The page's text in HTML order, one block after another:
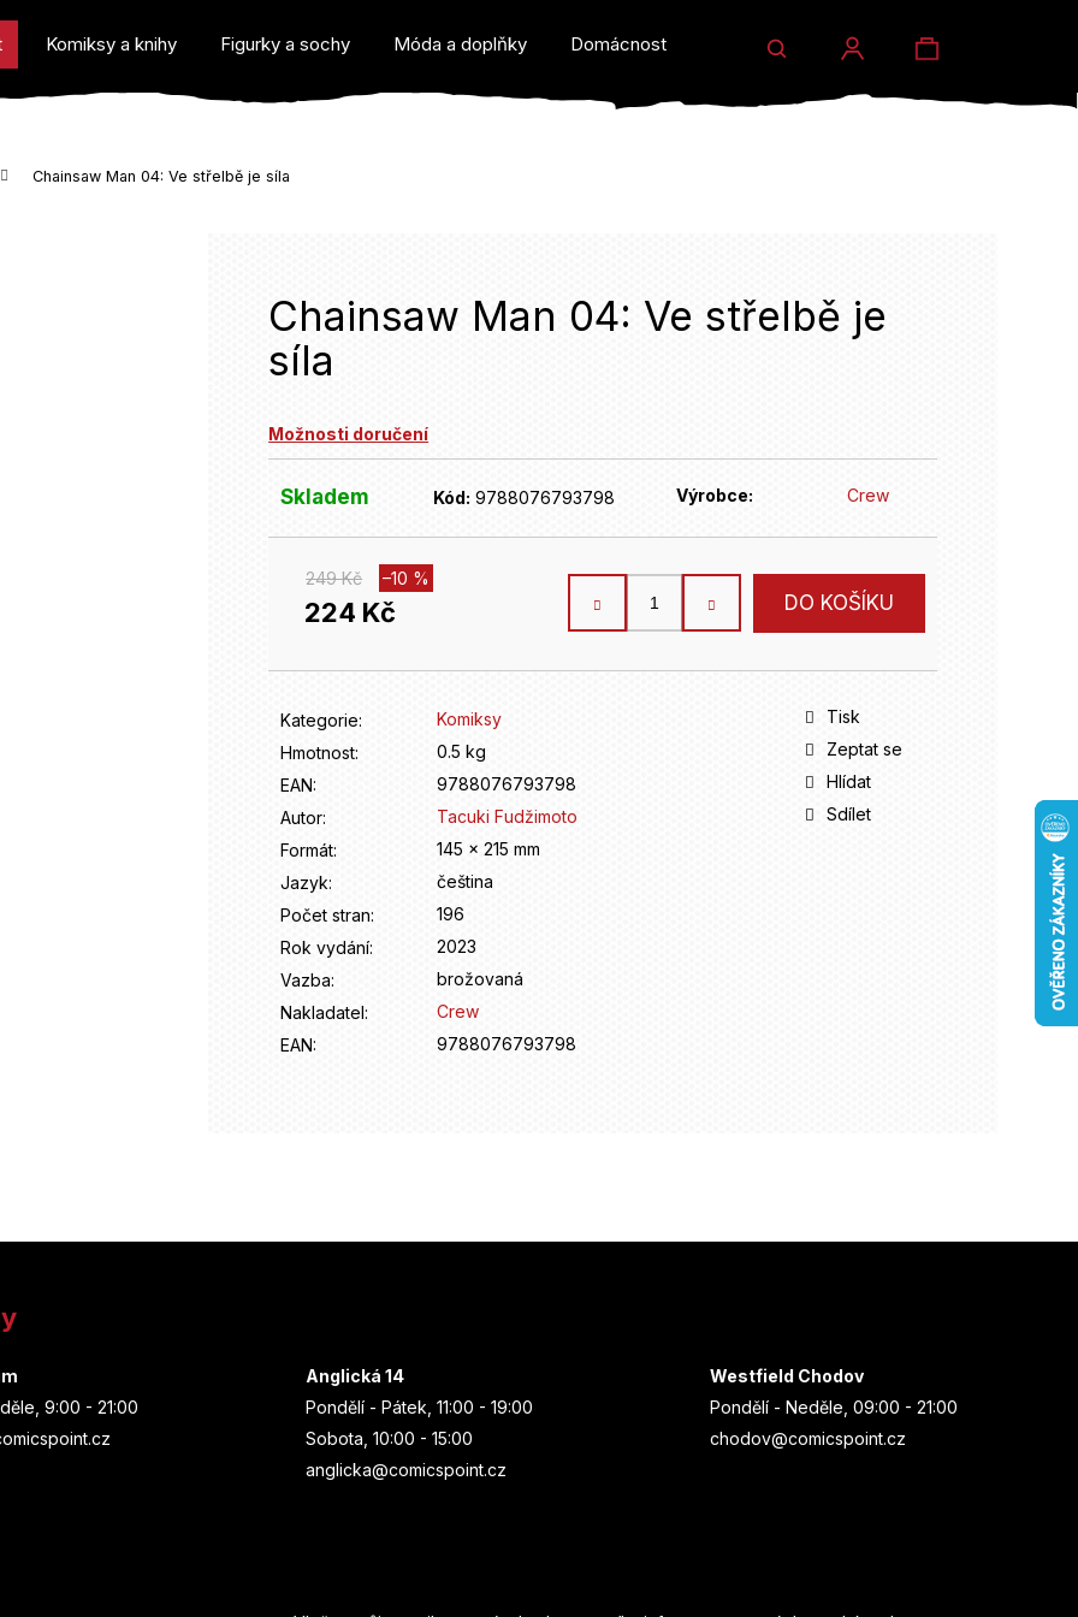
Komiksy a knihy Figurky a sochy Móda a doplňky Domácnost a dárky Prodejny Eventy
Hledat
Přihlášení
Nákupní
Chainsaw Man 04: Ve střelbě je síla
Chainsaw Man 04: Ve střelbě je
síla
Možnosti doručení
Skladem Kód: 9788076793798 Výrobce: Crew
249 Kč –10 %
224 Kč
Měrná
DO KOŠÍKU
Kategorie:
Komiksy
Hmotnost:
0.5 kg
EAN:
9788076793798
Autor:
Tacuki Fudžimoto
Formát:
145 x 215 mm
Jazyk:
čeština
Počet stran:
196
Rok vydání:
2023
Vazba:
brožovaná
Nakladatel:
Crew
EAN: 9788076793798
Tisk
Zeptat se
Hlídat
Sdílet
potřebujete najít?
9:00 - 21:00
Anglická 14
Pondělí - Pátek, 11:00 - 19:00
Sobota, 10:00 - 15:00
anglicka@comicspoint.cz
Westfield Chodov
Pondělí - Neděle, 09:00 - 21:00
chodov@comicspoint.cz